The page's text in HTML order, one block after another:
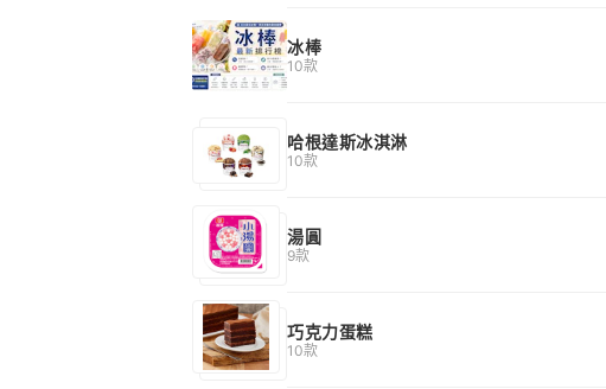
冰棒
10款
哈根達斯冰淇淋
10款
湯圓
9款
巧克力蛋糕
10款